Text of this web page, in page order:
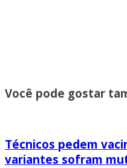
Você pode gostar
Técnicos pedem
variantes sofram